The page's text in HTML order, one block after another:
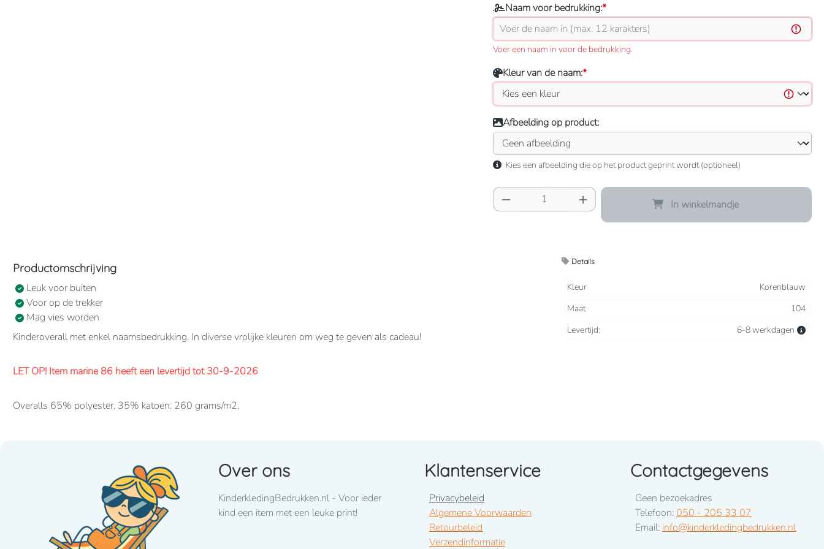
Naam voor bedrukking:*
Voer een naam in voor de bedrukking.
Kleur van de naam:*
Afbeelding op product:
Kies een afbeelding die op het product geprint wordt (optioneel)
Producthoeveelheid: Voer de gewenste
In winkelmandje
Productomschrijving
Leuk voor buiten
Voor op de trekker
Mag vies worden
Kinderoverall met enkel naamsbedrukking. In diverse vrolijke kleuren om weg te geven als cadeau!
LET OP! Item marine 86 heeft een levertijd tot 30-9-2026
Overalls 65% polyester, 35% katoen. 260 grams/m2.
mits voorradig bij de fabrikant
Lettertype wat standaard wordt toegepast: CooperBlack
Details
Kleur
Korenblauw
Maat
104
Levertijd:
6-8 werkdagen
Over ons
KinderkledingBedrukken.nl - Voor ieder
kind een item met een leuke print!
Klantenservice
Privacybeleid
Algemene Voorwaarden
Retourbeleid
Verzendinformatie
Contactgegevens
Geen bezoekadres
Telefoon: 050 - 205 33 07
Email: info@kinderkledingbedrukken.nl